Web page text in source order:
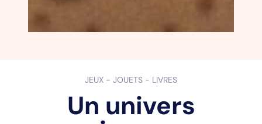
JEUX - JOUETS - LIVRES
Un univers